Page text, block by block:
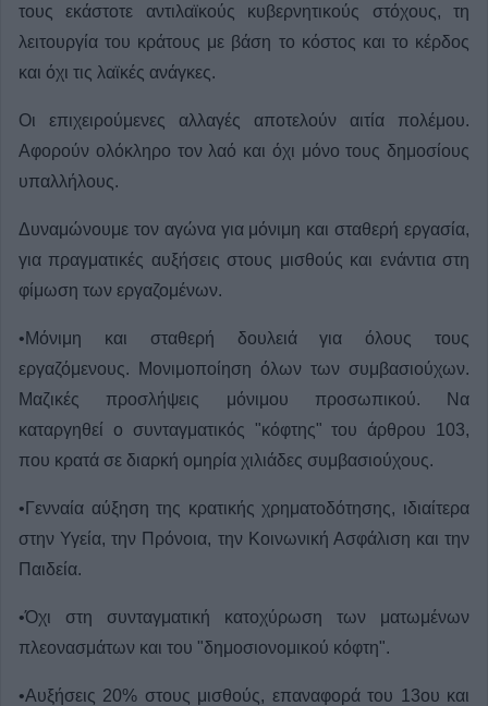
τους εκάστοτε αντιλαϊκούς κυβερνητικούς στόχους, τη
λειτουργία του κράτους με βάση το κόστος και το κέρδος
και όχι τις λαϊκές ανάγκες.
Οι επιχειρούμενες αλλαγές αποτελούν αιτία πολέμου.
Αφορούν ολόκληρο τον λαό και όχι μόνο τους δημοσίους
υπαλλήλους.
Δυναμώνουμε τον αγώνα για μόνιμη και σταθερή εργασία,
για πραγματικές αυξήσεις στους μισθούς και ενάντια στη
φίμωση των εργαζομένων.
•Μόνιμη και σταθερή δουλειά για όλους τους
εργαζόμενους. Μονιμοποίηση όλων των συμβασιούχων.
Μαζικές προσλήψεις μόνιμου προσωπικού. Να
καταργηθεί ο συνταγματικός "κόφτης" του άρθρου 103,
που κρατά σε διαρκή ομηρία χιλιάδες συμβασιούχους.
•Γενναία αύξηση της κρατικής χρηματοδότησης, ιδιαίτερα
στην Υγεία, την Πρόνοια, την Κοινωνική Ασφάλιση και την
Παιδεία.
•Όχι στη συνταγματική κατοχύρωση των ματωμένων
πλεονασμάτων και του "δημοσιονομικού κόφτη".
•Αυξήσεις 20% στους μισθούς, επαναφορά του 13ου και